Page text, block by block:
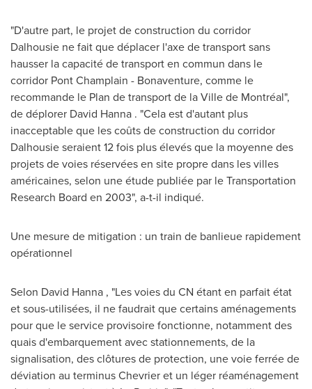
"D'autre part, le projet de construction du corridor
Dalhousie ne fait que déplacer l'axe de transport sans
hausser la capacité de transport en commun dans le
corridor Pont Champlain - Bonaventure, comme le
recommande le Plan de transport de la Ville de Montréal",
de déplorer David Hanna . "Cela est d'autant plus
inacceptable que les coûts de construction du corridor
Dalhousie seraient 12 fois plus élevés que la moyenne des
projets de voies réservées en site propre dans les villes
américaines, selon une étude publiée par le Transportation
Research Board en 2003", a-t-il indiqué.
Une mesure de mitigation : un train de banlieue rapidement
opérationnel
Selon David Hanna , "Les voies du CN étant en parfait état
et sous-utilisées, il ne faudrait que certains aménagements
pour que le service provisoire fonctionne, notamment des
quais d'embarquement avec stationnements, de la
signalisation, des clôtures de protection, une voie ferrée de
déviation au terminus Chevrier et un léger réaménagement